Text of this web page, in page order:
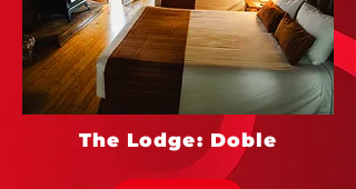
The Lodge: Doble